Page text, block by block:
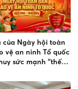
của Ngày hội toàn
vệ an ninh Tổ quốc
sức mạnh “thế
vệ an ninh, trật